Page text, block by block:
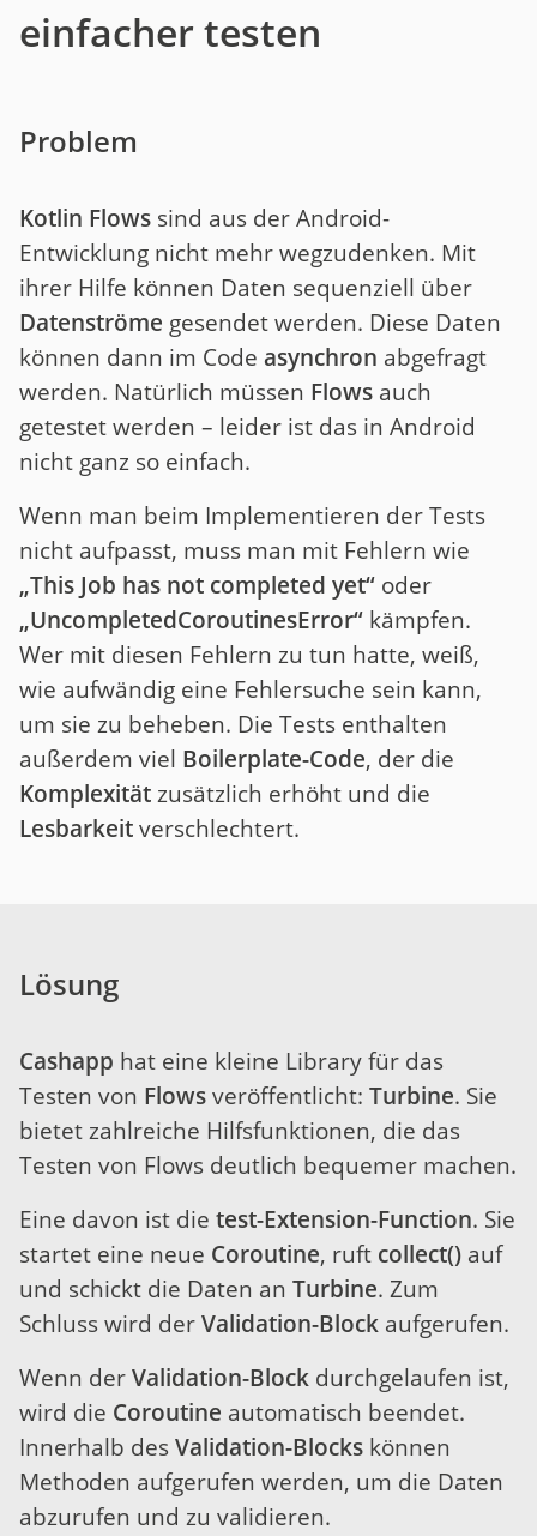
einfacher testen
Problem
Kotlin Flows sind aus der Android-
Entwicklung nicht mehr wegzudenken. Mit
ihrer Hilfe können Daten sequenziell über
Datenströme gesendet werden. Diese Daten
können dann im Code asynchron abgefragt
werden. Natürlich müssen Flows auch
getestet werden – leider ist das in Android
nicht ganz so einfach.
Wenn man beim Implementieren der Tests
nicht aufpasst, muss man mit Fehlern wie
„This Job has not completed yet“ oder
„UncompletedCoroutinesError“ kämpfen.
Wer mit diesen Fehlern zu tun hatte, weiß,
wie aufwändig eine Fehlersuche sein kann,
um sie zu beheben. Die Tests enthalten
außerdem viel Boilerplate-Code, der die
Komplexitätzusätzlich erhöht und die
Lesbarkeitverschlechtert.
Lösung
Cashapp hat eine kleine Library für das
Testen von Flowsveröffentlicht: Turbine. Sie
bietet zahlreiche Hilfsfunktionen, die das
Testen von Flows deutlich bequemer machen.
Eine davon ist die test-Extension-Function. Sie
startet eine neue Coroutine, ruft collect() auf
und schickt die Daten an Turbine. Zum
Schluss wird derValidation-Block aufgerufen.
Wenn derValidation-Block durchgelaufen ist,
wird die Coroutine automatisch beendet.
Innerhalb desValidation-Blocks können
Methoden aufgerufen werden, um die Daten
abzurufen und zu validieren.